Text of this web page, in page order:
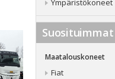
Ympäristökoneet
Maatalouskoneet
Fiat